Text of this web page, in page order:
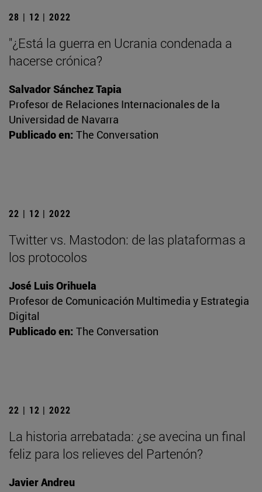
28 | 12 | 2022
"¿Está la guerra en Ucrania condenada a
hacerse crónica?
Salvador Sánchez Tapia
Profesor de Relaciones Internacionales de la
Universidad de Navarra
Publicado en: The Conversation
22 | 12 | 2022
Twitter vs. Mastodon: de las plataformas a
los protocolos
José Luis Orihuela
Profesor de Comunicación Multimedia y Estrategia
Digital
Publicado en: The Conversation
22 | 12 | 2022
La historia arrebatada: ¿se avecina un final
feliz para los relieves del Partenón?
Javier Andreu